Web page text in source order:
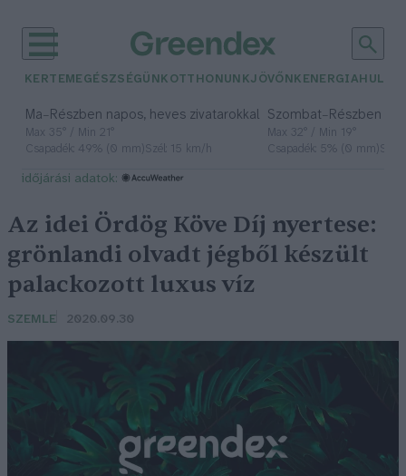
KERTEM EGÉSZSÉGÜNK OTTHONUNKJÖVŐNK ENERGIA
Ma– Részben napos, heves zivatarokkal
Max 35° / Min 21°
Csapadék: 49% (0 mm)Szél: 15 km/h
Szombat– Részben
Max 32° / Min 19°
Csapadék: 5% (0 mm)
időjárási adatok:
Az idei Ördög Köve Díj nyertese:
grönlandi olvadt jégből készült
palackozott luxus víz
SZEMLE 2020.09.30